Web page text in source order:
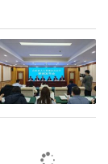
的假期看
小学校、14
现有需求的
这项工作，